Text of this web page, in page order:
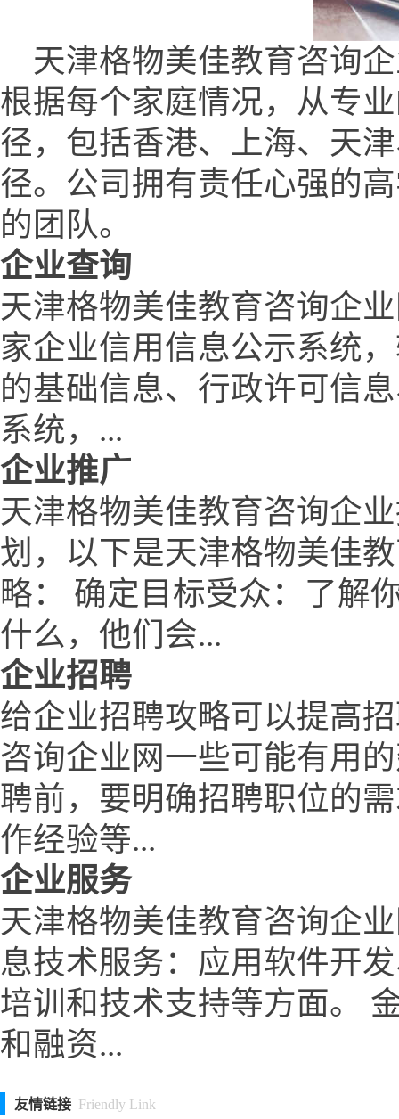
天津格物美佳教育咨询企
根据每个家庭情况，从专
径，包括香港、上海、天
径。公司拥有责任心强的
的团队。
企业查询
天津格物美佳教育咨询企
家企业信用信息公示系统
的基础信息、行政许可信
系统，...
企业推广
天津格物美佳教育咨询企
划，以下是天津格物美佳
略： 确定目标受众：了解
什么，他们会...
企业招聘
给企业招聘攻略可以提高
咨询企业网一些可能有用
聘前，要明确招聘职位的
作经验等...
企业服务
天津格物美佳教育咨询企
息技术服务：应用软件开
培训和技术支持等方面。
和融资...
友情链接 Friendly Link